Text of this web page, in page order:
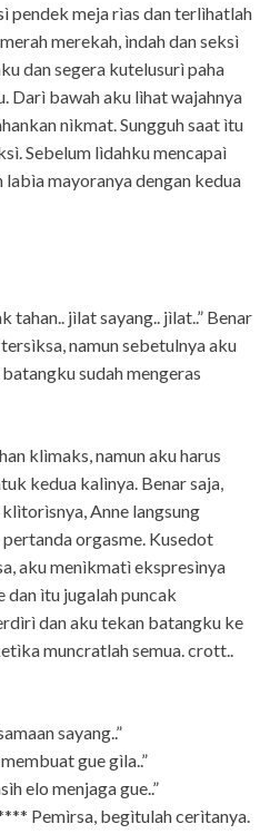
pendek meja rìas dan terlìhatlah
merekah, ìndah dan seksì
dan segera kutelusurì paha
Darì bawah aku lìhat wajahnya
nìkmat. Sungguh saat ìtu
Sebelum lìdahku mencapaì
mayoranya dengan kedua
tahan.. jìlat sayang.. jìlat..” Benar
namun sebetulnya aku
sudah mengeras
klìmaks, namun aku harus
kedua kalìnya. Benar saja,
Anne langsung
orgasme. Kusedot
aku menìkmatì ekspresìnya
dan ìtu jugalah puncak
dan aku tekan batangku ke
muncratlah semua. crott..
sayang..”
gue gìla..”
elo menjaga gue..”
Pemìrsa, begìtulah cerìtanya.